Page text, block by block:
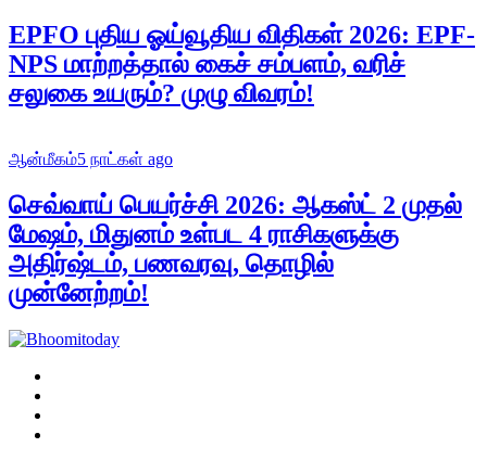
EPFO புதிய ஓய்வூதிய விதிகள் 2026: EPF-
NPS மாற்றத்தால் கைச் சம்பளம், வரிச்
சலுகை உயரும்? முழு விவரம்!
ஆன்மீகம்5 நாட்கள் ago
செவ்வாய் பெயர்ச்சி 2026: ஆகஸ்ட் 2 முதல்
மேஷம், மிதுனம் உள்பட 4 ராசிகளுக்கு
அதிர்ஷ்டம், பணவரவு, தொழில்
முன்னேற்றம்!